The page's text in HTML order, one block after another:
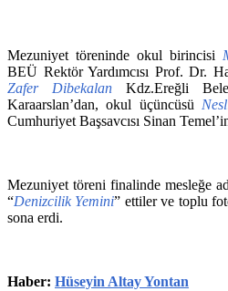
Mezuniyet töreninde okul birincisi
BEÜ Rektör Yardımcısı Prof. Dr.
Zafer DibekalanKdz.Ereğli
Karaarslan’dan, okul üçüncüsü
Cumhuriyet Başsavcısı Sinan
Mezuniyet töreni finalinde mesleğe
“Denizcilik Yemini” ettiler ve toplu
sona erdi.
Haber: Hüseyin Altay Yontan